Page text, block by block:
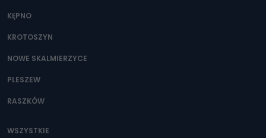
KĘPNO
KROTOSZYN
NOWE SKALMIERZYCE
PLESZEW
RASZKÓW
WSZYSTKIE